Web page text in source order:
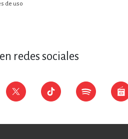
de uso
redes sociales